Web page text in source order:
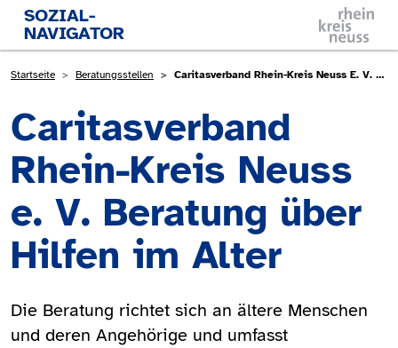
Direkt zum Inhalt
SOZIAL-
NAVIGATOR
Pfadnavigation
Startseite Beratungsstellen Caritasverband Rhein-Kreis Neuss E. V. Beratung Über Hilfen Im Alter
Caritasverband
Rhein-Kreis Neuss
e. V. Beratung über
Hilfen im Alter
Die Beratung richtet sich an ältere Menschen
und deren Angehörige und umfasst